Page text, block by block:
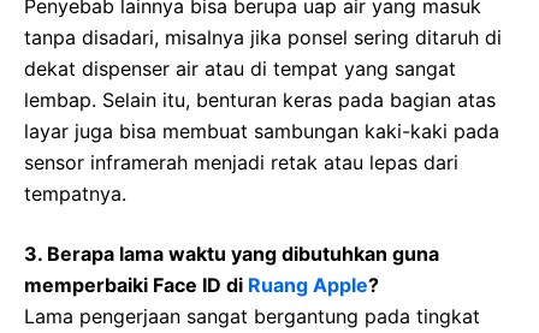
Penyebab lainnya bisa berupa uap air yang masuk
tanpa disadari, misalnya jika ponsel sering ditaruh di
dekat dispenser air atau di tempat yang sangat
lembap. Selain itu, benturan keras pada bagian atas
layar juga bisa membuat sambungan kaki-kaki pada
sensor inframerah menjadi retak atau lepas dari
tempatnya.
3. Berapa lama waktu yang dibutuhkan guna
memperbaiki Face ID di Ruang Apple?
Lama pengerjaan sangat bergantung pada tingkat